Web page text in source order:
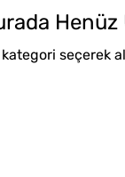
Henüz
seçerek